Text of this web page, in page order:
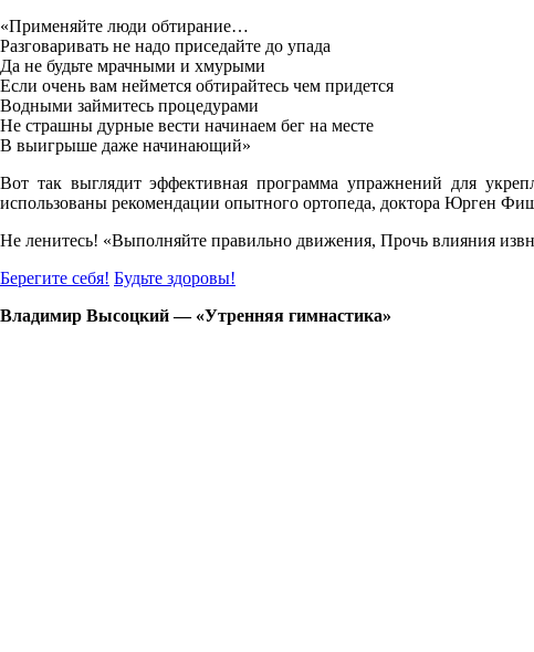
«Применяйте люди обтирание…
Разговаривать не надо приседайте до упада
Да не будьте мрачными и хмурыми
Если очень вам неймется обтирайтесь чем придется
Водными займитесь процедурами
Не страшны дурные вести начинаем бег на месте
В выигрыше даже начинающий»
Вот так выглядит эффективная программа упражнений для
использованы рекомендации опытного ортопеда, доктора Юрген
Не ленитесь! «Выполняйте правильно движения, Прочь влияния
Берегите себя! Будьте здоровы!
Владимир Высоцкий — «Утренняя гимнастика»